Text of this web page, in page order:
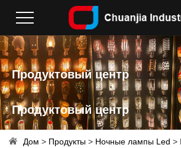
Продуктовый центр
Продуктовый центр
Дом > Продукты > Ночные лампы Led >